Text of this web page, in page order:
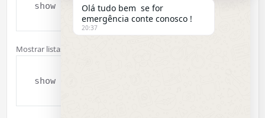
show ipv4-mixed-access-groups
Mostrar listas de acesso mistas IPv4
show ipv4-mixed-access-lists
Olá tudo bem se for
emergência conte conosco !
20:37